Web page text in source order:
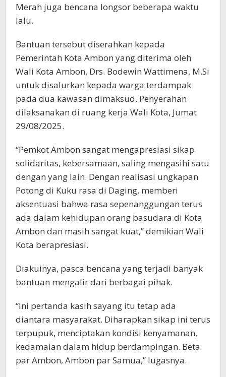
Merah juga bencana longsor beberapa waktu
lalu.
Bantuan tersebut diserahkan kepada
Pemerintah Kota Ambon yang diterima oleh
Wali Kota Ambon, Drs. Bodewin Wattimena, M.Si
untuk disalurkan kepada warga terdampak
pada dua kawasan dimaksud. Penyerahan
dilaksanakan di ruang kerja Wali Kota, Jumat
29/08/2025.
“Pemkot Ambon sangat mengapresiasi sikap
solidaritas, kebersamaan, saling mengasihi satu
dengan yang lain. Dengan realisasi ungkapan
Potong di Kuku rasa di Daging, memberi
aksentuasi bahwa rasa sepenanggungan terus
ada dalam kehidupan orang basudara di Kota
Ambon dan masih sangat kuat,” demikian Wali
Kota berapresiasi.
Diakuinya, pasca bencana yang terjadi banyak
bantuan mengalir dari berbagai pihak.
“Ini pertanda kasih sayang itu tetap ada
diantara masyarakat. Diharapkan sikap ini terus
terpupuk, menciptakan kondisi kenyamanan,
kedamaian dalam hidup berdampingan. Beta
par Ambon, Ambon par Samua,” lugasnya.